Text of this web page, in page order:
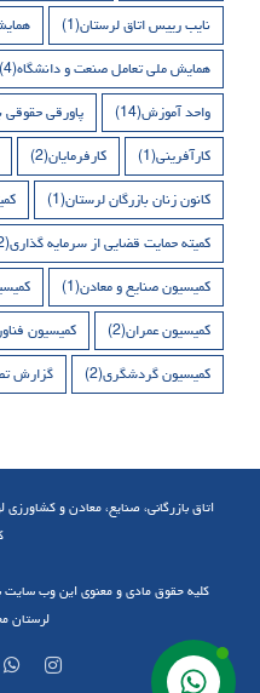
نایب رییس اتاق لرستان(1)
همایش ملی تعامل صنعت و دانشگاه(4)
واحد آموزش(14) پاورقی
کارآفرینی(1) کارفرمایان(2)
کانون زنان بازرگان لرستان(1)
کمیته حمایت قضایی از سرمایه گذاری(2)
کمیسیون صنایع و معادن(1)
کمیسیون عمران(2) کمیسیون
کمیسیون گردشگری(2) گزارش
اتاق بازرگانی، صنایع، معادن و
کلیه حقوق مادی و معنوی این وب سایت
لرستان